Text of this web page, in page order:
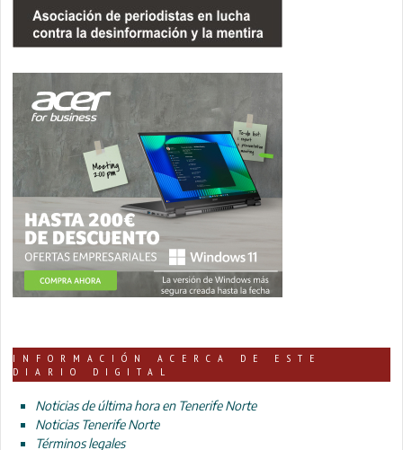
INFORMACIÓN ACERCA DE ESTE
DIARIO DIGITAL
Noticias de última hora en Tenerife Norte
Noticias Tenerife Norte
Términos legales